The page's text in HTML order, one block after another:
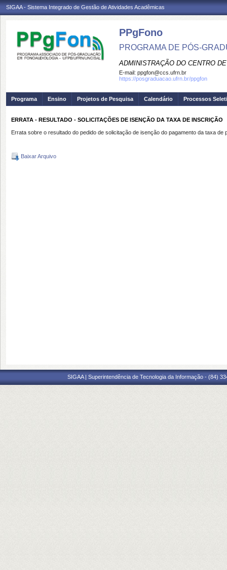
SIGAA - Sistema Integrado de Gestão de Atividades Acadêmicas
PPgFono
PROGRAMA DE PÓS-
ADMINISTRAÇÃO DO CENTRO
E-mail: ppgfon@ccs.ufrn.br
https://posgraduacao.ufrn.br/ppgfon
Programa Ensino Projetos de Pesquisa Calendário Processos
ERRATA - RESULTADO - SOLICITAÇÕES DE ISENÇÃO DA TAXA DE INSCRIÇÃO
Errata sobre o resultado do pedido de solicitação de isenção do pagamento da taxa de
Baixar Arquivo
SIGAA | Superintendência de Tecnologia da Informação - (84)